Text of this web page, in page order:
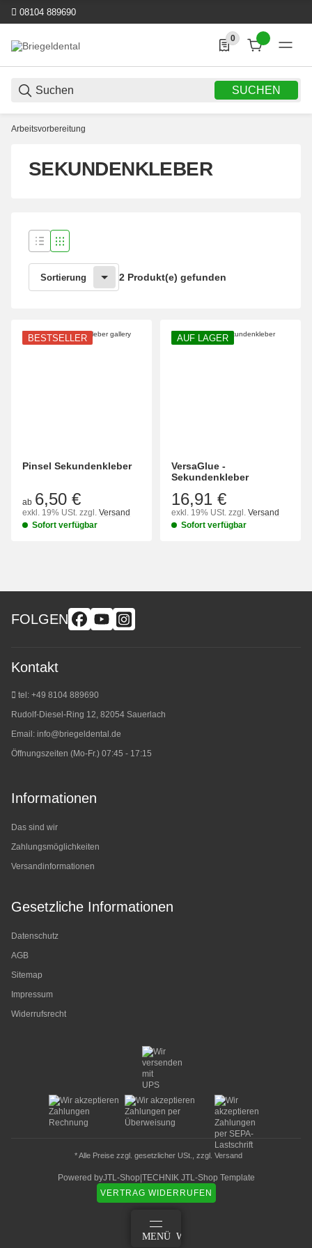
08104 889690
SUCHEN
0
0 Produkte in der
Arbeitsvorbereitung
SEKUNDENKLEBER
Sortierung 2 Produkt(e) gefunden
BESTSELLER
Pinsel Sekundenkleber
ab 6,50 €
exkl. 19% USt. zzgl. Versand
Sofort verfügbar
AUF LAGER
VersaGlue -
Sekundenkleber
16,91 €
exkl. 19% USt. zzgl. Versand
Sofort verfügbar
FOLGEN
Kontakt
tel: +49 8104 889690
Rudolf-Diesel-Ring 12, 82054 Sauerlach
Email: info@briegeldental.de
Öffnungszeiten (Mo-Fr.) 07:45 - 17:15
Informationen
Das sind wir
Zahlungsmöglichkeiten
Versandinformationen
Gesetzliche Informationen
Datenschutz
AGB
Sitemap
Impressum
Widerrufsrecht
* Alle Preise zzgl. gesetzlicher USt., zzgl. Versand
Powered byJTL-Shop TECHNIK JTL-Shop Template
VERTRAG WIDERRUFEN
MENÜ WARENKORB